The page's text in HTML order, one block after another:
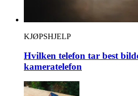
KJØPSHJELP
Hvilken telefon tar best
kameratelefon